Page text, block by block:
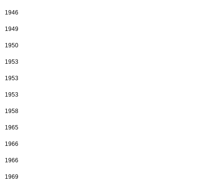
1946
1949
1950
1953
1953
1953
1958
1965
1966
1966
1969